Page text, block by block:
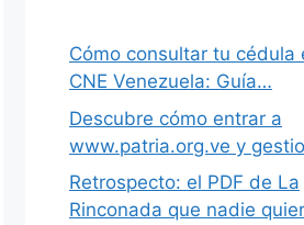
Cómo consultar tu cédula
CNE Venezuela: Guía…
Descubre cómo entrar a
www.patria.org.ve y
Retrospecto: el PDF de La
Rinconada que nadie